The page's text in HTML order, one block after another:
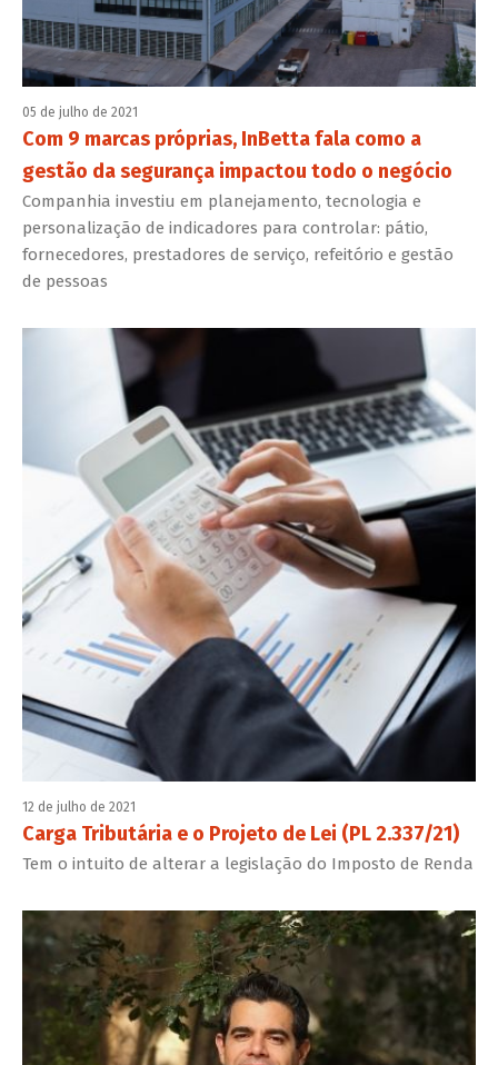
05 de julho de 2021
Com 9 marcas próprias, InBetta fala como a
gestão da segurança impactou todo o negócio
Companhia investiu em planejamento, tecnologia e
personalização de indicadores para controlar: pátio,
fornecedores, prestadores de serviço, refeitório e gestão
de pessoas
12 de julho de 2021
Carga Tributária e o Projeto de Lei (PL 2.337/21)
Tem o intuito de alterar a legislação do Imposto de Renda